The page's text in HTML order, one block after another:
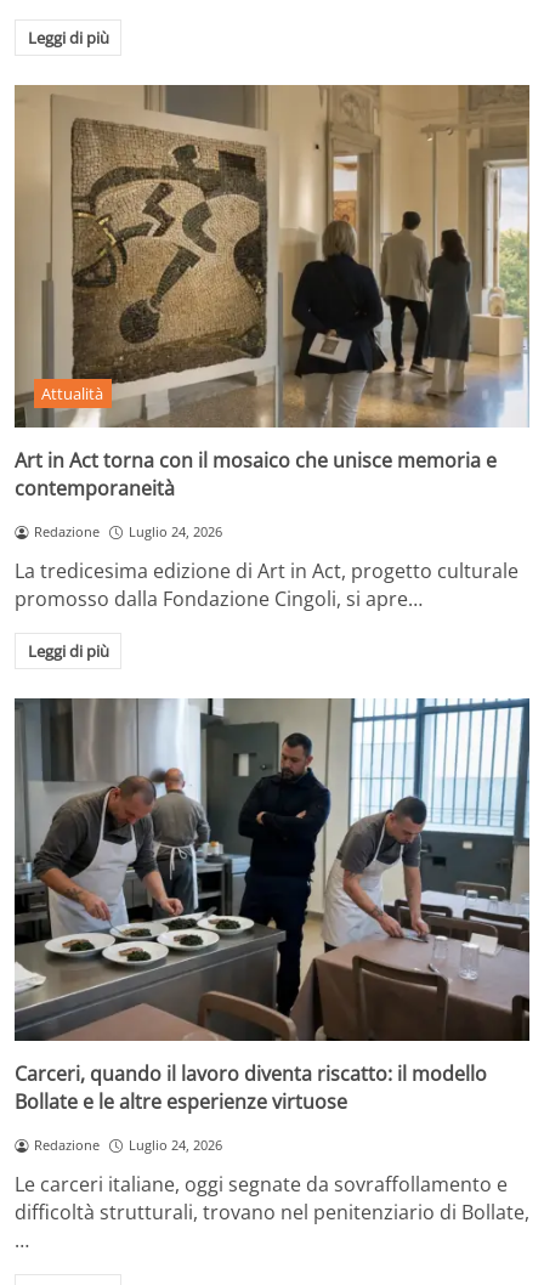
Leggi di più
Attualità
Art in Act torna con il mosaico che unisce memoria e
contemporaneità
Redazione Luglio 24, 2026
La tredicesima edizione di Art in Act, progetto culturale
promosso dalla Fondazione Cingoli, si apre…
Leggi di più
Carceri, quando il lavoro diventa riscatto: il modello
Bollate e le altre esperienze virtuose
Redazione Luglio 24, 2026
Le carceri italiane, oggi segnate da sovraffollamento e
difficoltà strutturali, trovano nel penitenziario di Bollate,
…